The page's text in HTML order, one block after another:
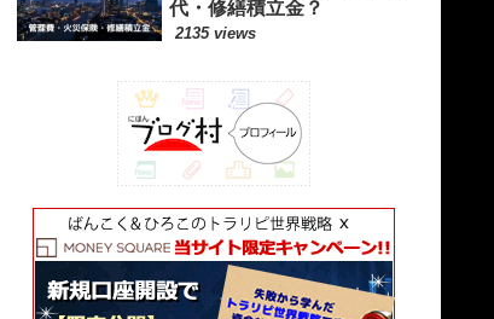
代・修繕積立金？
2135 views